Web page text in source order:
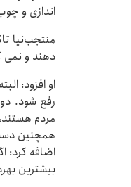
اندازی و
منتجب‌نیا
دهند و نمی
او افزود:
رفع شود.
مردم
همچنین دستِ
اضافه کرد:
بیشترین